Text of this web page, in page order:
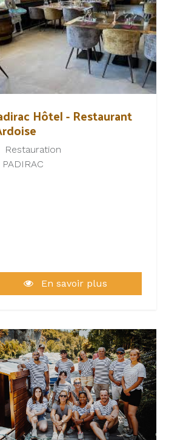
la mise en œuvre de
avec les acteurs
de l’emploi et
la formation.
Hôtel - Restaurant
Restauration
PADIRAC
En savoir plus